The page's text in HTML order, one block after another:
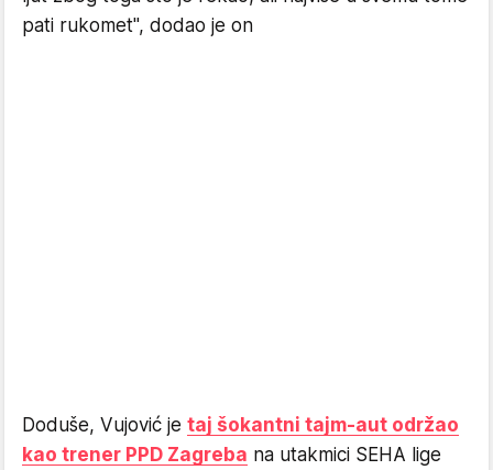
pati rukomet", dodao je on
Doduše, Vujović je taj šokantni tajm-aut održao
kao trener PPD Zagreba na utakmici SEHA lige